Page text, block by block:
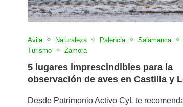
Ávila Naturaleza Palencia Salamanca
Turismo
Zamora
5 lugares imprescindibles para la
observación de aves en Castilla y
Desde Patrimonio Activo CyL te